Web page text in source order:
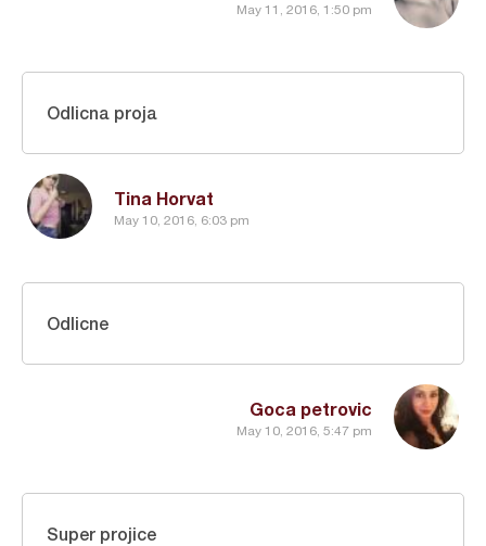
May 11, 2016, 1:50 pm
Tina Horvat
May 10, 2016, 6:03 pm
Odlicna proja
Goca petrovic
May 10, 2016, 5:47 pm
Odlicne
Super projice